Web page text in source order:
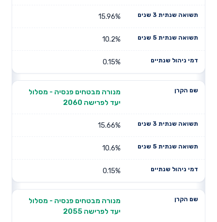
15.96%
10.2%
0.15%
מנורה מבטחים פנסיה - מסלול
יעד לפרישה 2060
15.66%
10.6%
0.15%
מנורה מבטחים פנסיה - מסלול
יעד לפרישה 2055